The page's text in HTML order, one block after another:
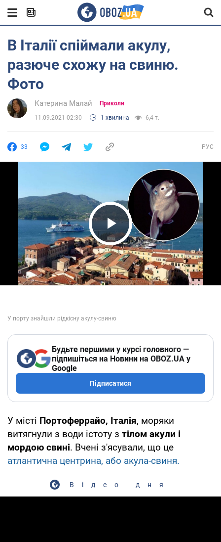
В Італії спіймали акулу,
разюче схожу на свиню.
Фото
Катерина Малай Приколи
11.09.2021 02:30 1 хвилина 6,4 т.
33 РУС
Play Video
Будьте першими у курсі головного —
підпишіться на Новини на OBOZ.UA у
Google
Підписатися
У місті Портоферрайо, Італія, моряки
витягнули з води істоту з тілом акули і
мордою свині. Вчені з'ясували, що це
атлантична центрина, або акула-свиня.
Відео дня